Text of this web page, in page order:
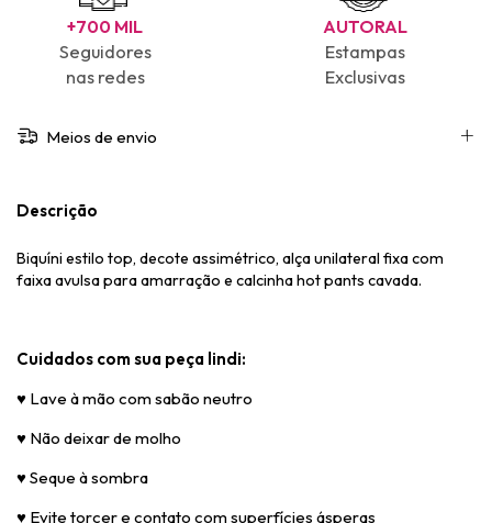
+700 MIL
Seguidores
nas redes
AUTORAL
Estampas
Exclusivas
Meios de envio
Descrição
Biquíni estilo top, decote assimétrico, alça unilateral fixa com
faixa avulsa para amarração e calcinha hot pants cavada.
Cuidados com sua peça lindi:
♥ Lave à mão com sabão neutro
♥ Não deixar de molho
♥Seque à sombra
♥ Evite torcer e contato com superfícies ásperas